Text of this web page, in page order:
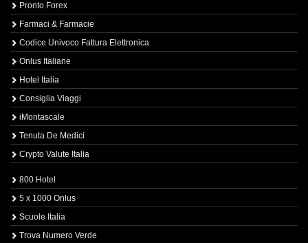
Pronto Forex
Farmaci & Farmacie
Codice Univoco Fattura Elettronica
Onlus Italiane
Hotel Italia
Consiglia Viaggi
iMontascale
Tenuta De Medici
Crypto Valute Italia
800 Hotel
5 x 1000 Onlus
Scuole Italia
Trova Numero Verde